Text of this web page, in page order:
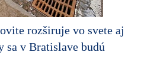
rozširuje vo svete aj
sa v Bratislave budú